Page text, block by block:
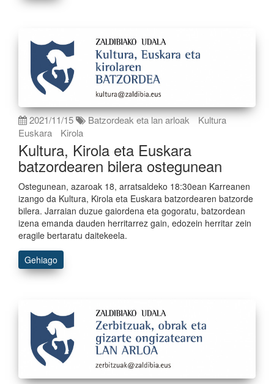
2021/11/15 Batzordeak eta lan arloak
Kultura
Euskara
Kirola
Kultura, Kirola eta Euskara
batzordearen bilera ostegunean
Ostegunean, azaroak 18, arratsaldeko 18:30ean Karreanen
izango da Kultura, Kirola eta Euskara batzordearen batzorde
bilera. Jarraian duzue gaiordena eta gogoratu, batzordean
izena emanda dauden herritarrez gain, edozein herritar zein
eragile bertaratu daitekeela.
Gehiago